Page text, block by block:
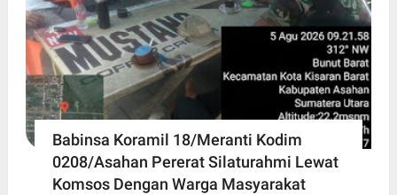
Babinsa Koramil 18/Meranti Kodim
0208/Asahan Pererat Silaturahmi Lewat
Komsos Dengan Warga Masyarakat